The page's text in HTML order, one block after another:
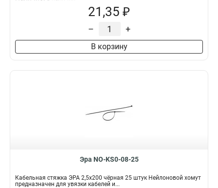
21,35 ₽
– +
В корзину
Эра NO-KS0-08-25
Кабельная стяжка ЭРА 2,5х200 чёрная 25 штук Нейлоновой хомут
предназначен для увязки кабелей и...